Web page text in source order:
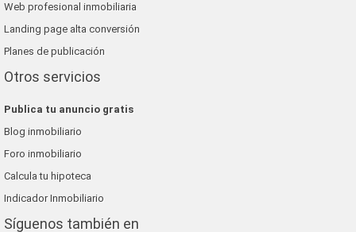
Web profesional inmobiliaria
Landing page alta conversión
Planes de publicación
Otros servicios
Publica tu anuncio gratis
Blog inmobiliario
Foro inmobiliario
Calcula tu hipoteca
Indicador Inmobiliario
Síguenos también en